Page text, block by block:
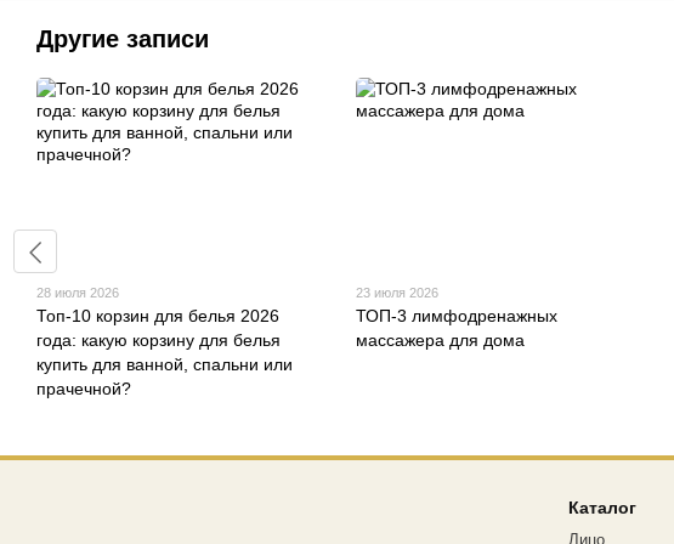
Другие записи
28 июля 2026
Топ-10 корзин для белья 2026
года: какую корзину для белья
купить для ванной, спальни или
прачечной?
23 июля 2026
ТОП-3 лимфодренажных
массажера для дома
Каталог
Лицо